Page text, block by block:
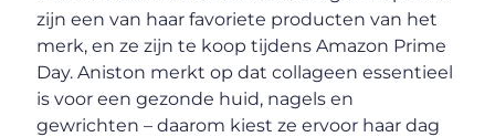
zijn een van haar favoriete producten van het
merk, en ze zijn te koop tijdens Amazon Prime
Day. Aniston merkt op dat collageen essentieel
is voor een gezonde huid, nagels en
gewrichten – daarom kiest ze ervoor haar dag